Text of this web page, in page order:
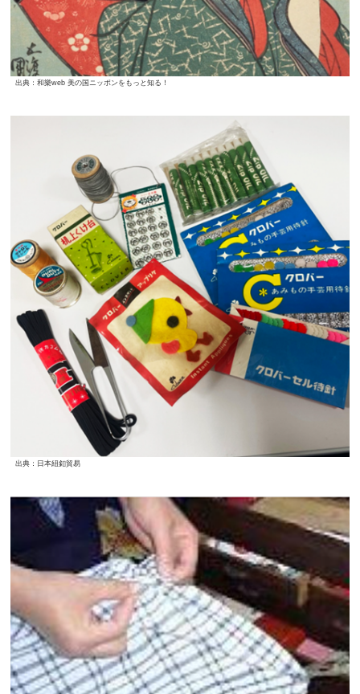
出典：和樂web 美の国ニッポンをもっと知る！
出典：日本紐釦貿易